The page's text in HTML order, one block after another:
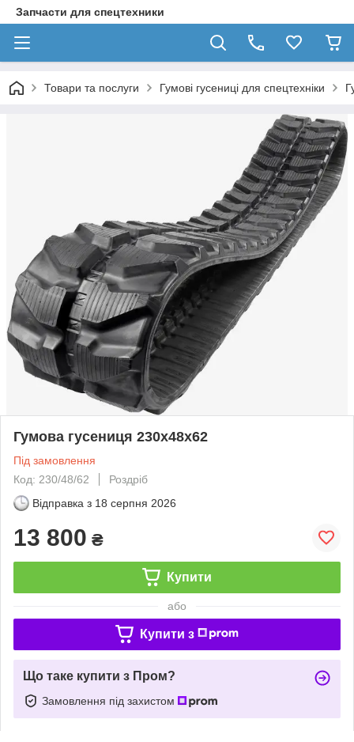
Запчасти для спецтехники
Товари та послуги Гумові гусениці для спецтехніки
Гумова гусениця 230x48x62
Під замовлення
Код: 230/48/62
Роздріб
Відправка з 18 серпня 2026
13 800 ₴
Купити
або
Купити з
Що таке купити з Пром?
Замовлення під захистом